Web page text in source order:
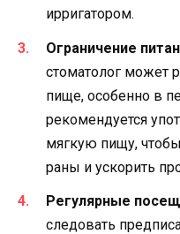
ирригатором.
Ограничение
стоматолог может
пище, особенно в
рекомендуется
мягкую пищу,
раны и ускорить
Регулярные
следовать